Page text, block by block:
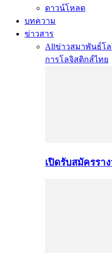
ดาวน์โหลด
บทความ
ข่าวสาร
Allข่าวสมาพันธ์โ
การโลจิสติกส์ไทย
เปิดรับสมัครรา